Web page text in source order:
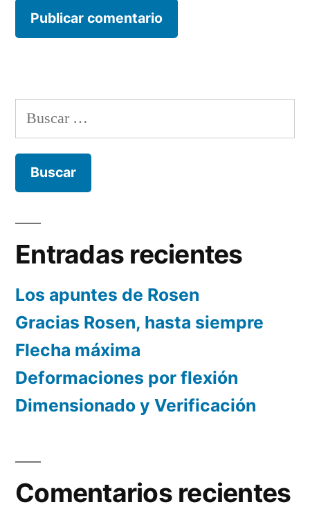
Buscar:
Entradas recientes
Los apuntes de Rosen
Gracias Rosen, hasta siempre
Flecha máxima
Deformaciones por flexión
Dimensionado y Verificación
Comentarios recientes